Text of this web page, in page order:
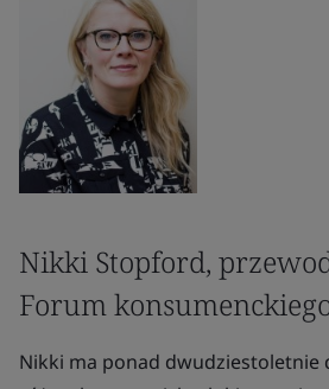
Nikki Stopford,
Forum
Nikki ma ponad dwudziestoletnie